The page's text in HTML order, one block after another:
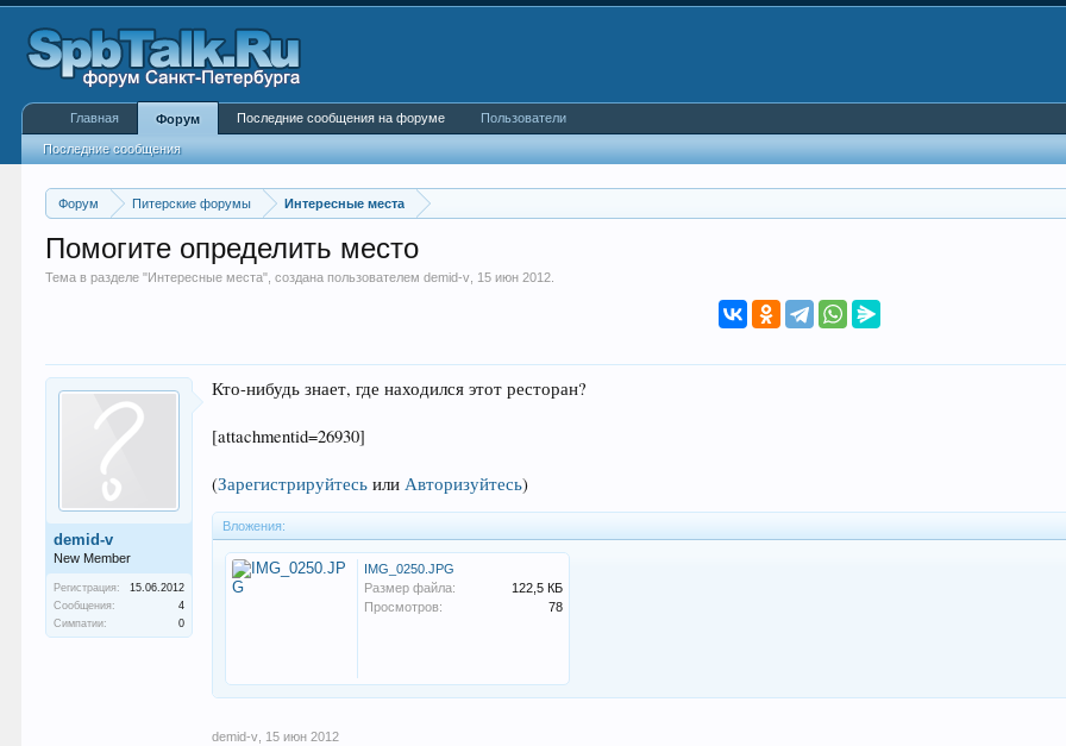
Форум Питерские форумы Интересные места
Помогите определить место
Тема в разделе "Интересные места", создана пользователемdemid-v 15 июн 2012
demid-v
New Member
Регистрация:
15.06.2012
Сообщения:
4
Симпатии:
0
Кто-нибудь знает, где находился этот ресторан?
[attachmentid=26930]
(Зарегистрируйтесь илиАвторизуйтесь)
Вложения:
IMG_0250.JPG
Размер файла:
122,5 КБ
Просмотров:
78
demid-v 15 июн 2012
Главная Форум
Последние сообщения
Последние сообщения на форуме Пользователи